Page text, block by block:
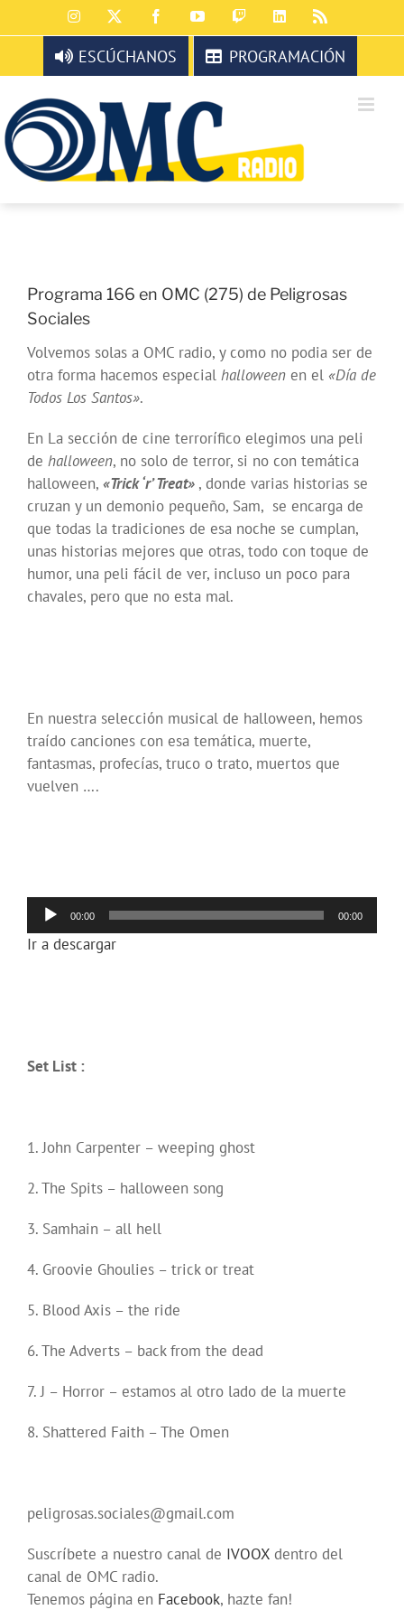
al
contenido
Instagram FacebookYouTubeTwitchLinkedIn
ESCÚCHANOS PROGRAMACIÓN
Programa 166 en OMC (275) de Peligrosas
Sociales
Volvemos solas a OMC radio, y como no podia ser de
otra forma hacemos especial halloween en el «Día de
Todos Los Santos».
En La sección de cine terrorífico elegimos una peli
de halloween, no solo de terror, si no con temática
halloween, «Trick ‘r’ Treat» , donde varias historias se
cruzan y un demonio pequeño, Sam, se encarga de
que todas la tradiciones de esa noche se cumplan,
unas historias mejores que otras, todo con toque de
humor, una peli fácil de ver, incluso un poco para
chavales, pero que no esta mal.
En nuestra selección musical de halloween, hemos
traído canciones con esa temática, muerte,
fantasmas, profecías, truco o trato, muertos que
vuelven ….
Reproductor
de
audio
00:00 00:00
Ir a descargar
Set List :
1. John Carpenter – weeping ghost
2. The Spits – halloween song
3. Samhain – all hell
4. Groovie Ghoulies – trick or treat
5. Blood Axis – the ride
6. The Adverts – back from the dead
7. J – Horror – estamos al otro lado de la muerte
8. Shattered Faith – The Omen
peligrosas.sociales@gmail.com
Suscríbete a nuestro canal de IVOOX dentro del
canal de OMC radio.
Tenemos página en Facebook, hazte fan!